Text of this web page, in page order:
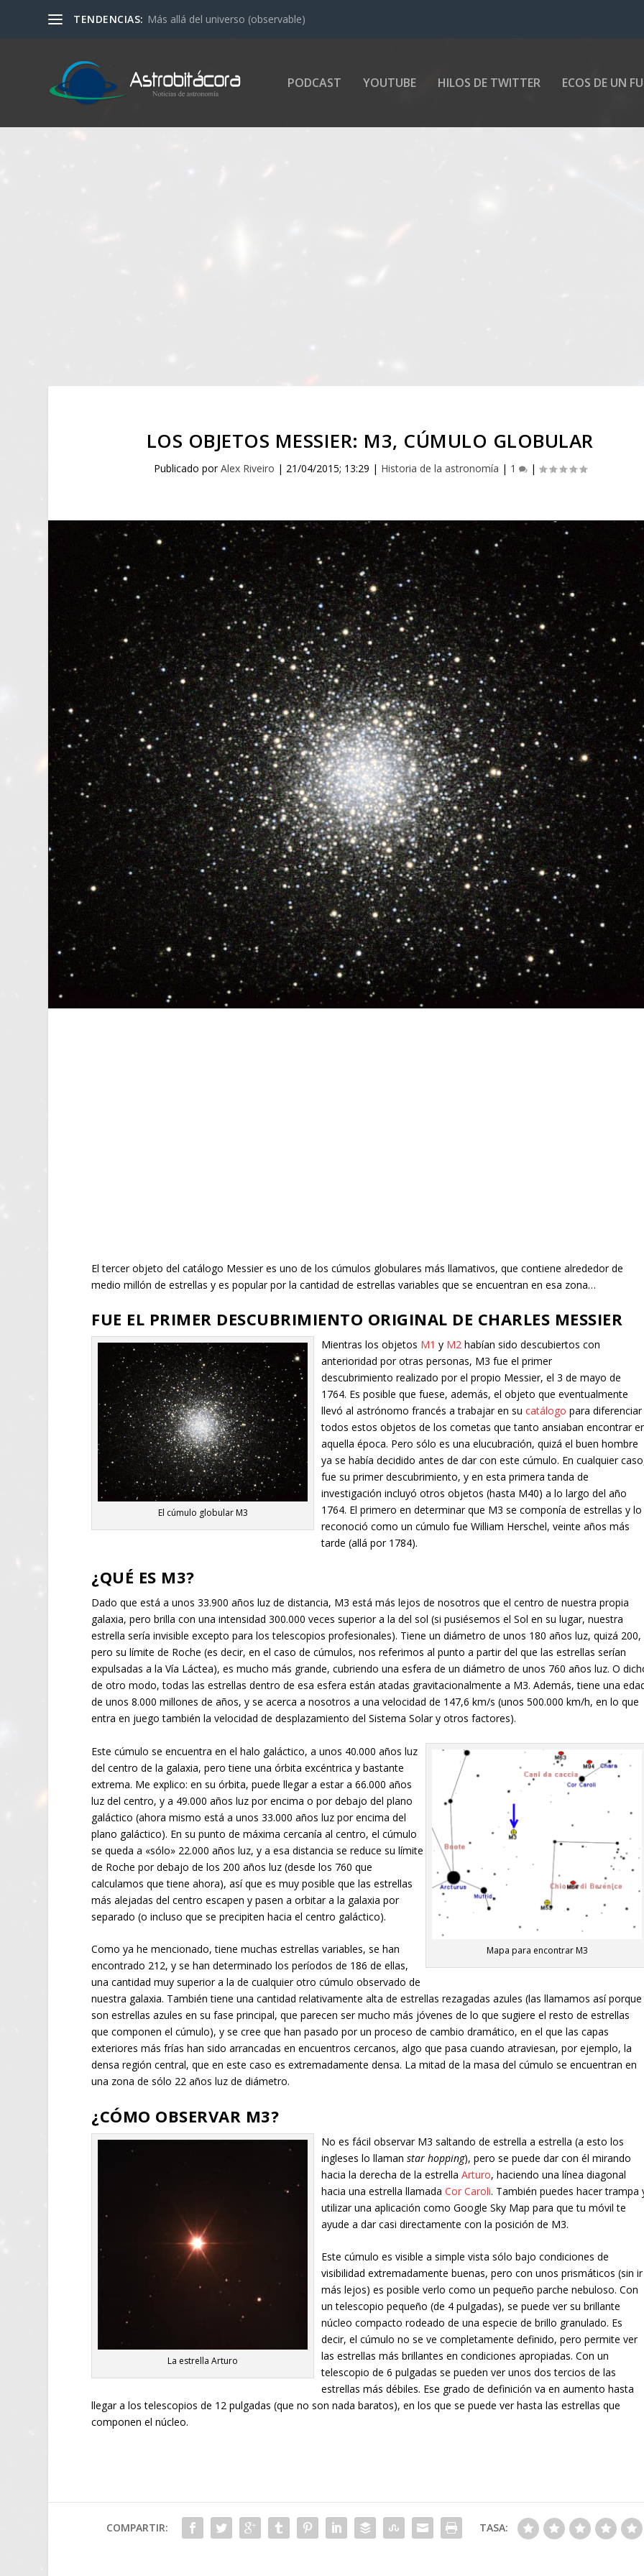
TENDENCIAS: Más allá del universo (observable)
PODCAST YOUTUBE HILOS DE TWITTER ECOS DE UN
LOS OBJETOS MESSIER: M3, CÚMULO GLOBULAR
Publicado porAlex Riveiro | 21/04/2015; 13:29 | Historia de la astronomía | 1 |
El tercer objeto del catálogo Messier es uno de los cúmulos globulares más llamativos, que contiene alrededor de
medio millón de estrellas y es popular por la cantidad de estrellas variables que se encuentran en esa zona…
FUE EL PRIMER DESCUBRIMIENTO ORIGINAL DE CHARLES MESSIER
El cúmulo globular M3
Mientras los objetos M1 y M2 habían sido descubiertos con
anterioridad por otras personas, M3 fue el primer
descubrimiento realizado por el propio Messier, el 3 de mayo de
1764. Es posible que fuese, además, el objeto que eventualmente
llevó al astrónomo francés a trabajar en sucatálogo para diferenciar
todos estos objetos de los cometas que tanto ansiaban encontrar
aquella época. Pero sólo es una elucubración, quizá el buen hombre
ya se había decidido antes de dar con este cúmulo. En cualquier
fue su primer descubrimiento, y en esta primera tanda de
investigación incluyó otros objetos (hasta M40) a lo largo del año
1764. El primero en determinar que M3 se componía de estrellas y lo
reconoció como un cúmulo fue William Herschel, veinte años más
tarde (allá por 1784).
¿QUÉ ES M3?
Dado que está a unos 33.900 años luz de distancia, M3 está más lejos de nosotros que el centro de nuestra propia
galaxia, pero brilla con una intensidad 300.000 veces superior a la del sol (si pusiésemos el Sol en su lugar, nuestra
estrella sería invisible excepto para los telescopios profesionales). Tiene un diámetro de unos 180 años luz, quizá 200,
pero su límite de Roche (es decir, en el caso de cúmulos, nos referimos al punto a partir del que las estrellas serían
expulsadas a la Vía Láctea), es mucho más grande, cubriendo una esfera de un diámetro de unos 760 años luz. O
de otro modo, todas las estrellas dentro de esa esfera están atadas gravitacionalmente a M3. Además, tiene una
de unos 8.000 millones de años, y se acerca a nosotros a una velocidad de 147,6 km/s (unos 500.000 km/h, en lo que
entra en juego también la velocidad de desplazamiento del Sistema Solar y otros factores).
Mapa para encontrar M3
Este cúmulo se encuentra en el halo galáctico, a unos 40.000 años luz
del centro de la galaxia, pero tiene una órbita excéntrica y bastante
extrema. Me explico: en su órbita, puede llegar a estar a 66.000 años
luz del centro, y a 49.000 años luz por encima o por debajo del plano
galáctico (ahora mismo está a unos 33.000 años luz por encima del
plano galáctico). En su punto de máxima cercanía al centro, el cúmulo
se queda a «sólo» 22.000 años luz, y a esa distancia se reduce su límite
de Roche por debajo de los 200 años luz (desde los 760 que
calculamos que tiene ahora), así que es muy posible que las estrellas
más alejadas del centro escapen y pasen a orbitar a la galaxia por
separado (o incluso que se precipiten hacia el centro galáctico).
Como ya he mencionado, tiene muchas estrellas variables, se han
encontrado 212, y se han determinado los períodos de 186 de ellas,
una cantidad muy superior a la de cualquier otro cúmulo observado de
nuestra galaxia. También tiene una cantidad relativamente alta de estrellas rezagadas azules (las llamamos así porque
son estrellas azules en su fase principal, que parecen ser mucho más jóvenes de lo que sugiere el resto de estrellas
que componen el cúmulo), y se cree que han pasado por un proceso de cambio dramático, en el que las capas
exteriores más frías han sido arrancadas en encuentros cercanos, algo que pasa cuando atraviesan, por ejemplo, la
densa región central, que en este caso es extremadamente densa. La mitad de la masa del cúmulo se encuentran en
una zona de sólo 22 años luz de diámetro.
¿CÓMO OBSERVAR M3?
La estrella Arturo
No es fácil observar M3 saltando de estrella a estrella (a esto los
ingleses lo llamanstar hopping), pero se puede dar con él mirando
hacia la derecha de la estrellaArturo, haciendo una línea diagonal
hacia una estrella llamadaCor Caroli. También puedes hacer trampa
utilizar una aplicación como Google Sky Map para que tu móvil te
ayude a dar casi directamente con la posición de M3.
Este cúmulo es visible a simple vista sólo bajo condiciones de
visibilidad extremadamente buenas, pero con unos prismáticos (sin ir
más lejos) es posible verlo como un pequeño parche nebuloso. Con
un telescopio pequeño (de 4 pulgadas), se puede ver su brillante
núcleo compacto rodeado de una especie de brillo granulado. Es
decir, el cúmulo no se ve completamente definido, pero permite ver
las estrellas más brillantes en condiciones apropiadas. Con un
telescopio de 6 pulgadas se pueden ver unos dos tercios de las
estrellas más débiles. Ese grado de definición va en aumento hasta
llegar a los telescopios de 12 pulgadas (que no son nada baratos), en los que se puede ver hasta las estrellas que
componen el núcleo.
COMPARTIR: TASA: